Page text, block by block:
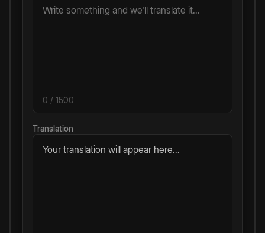
0 / 1500
Translation
Your translation will appear here...